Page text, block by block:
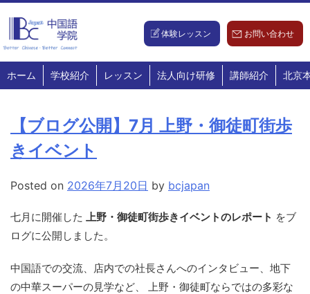
content
体験レッスン お問い合わせ
ホーム 学校紹介 レッスン 法人向け研修 講師紹介 北京
【ブログ公開】7月 上野・御徒町街歩
きイベント
Posted on 2026年7月20日 by bcjapan
七月に開催した 上野・御徒町街歩きイベントのレポート をブ
ログに公開しました。
中国語での交流、店内での社長さんへのインタビュー、地下
の中華スーパーの見学など、 上野・御徒町ならではの多彩な